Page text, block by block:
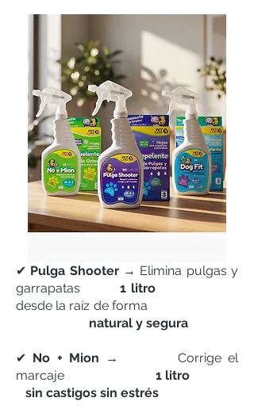
✔ Pulga Shooter→ Elimina pulgas y
garrapatas1 litro
desde la raíz de forma
natural y segura
✔ No + Mion → Corrige el
marcaje
1 litro
sin castigos sin estrés